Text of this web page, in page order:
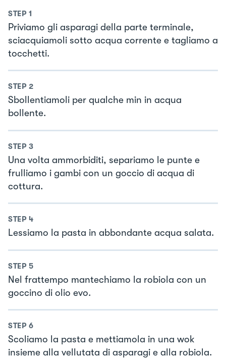
STEP 1
Priviamo gli asparagi della parte terminale,
sciacquiamoli sotto acqua corrente e tagliamo a
tocchetti.
STEP 2
Sbollentiamoli per qualche min in acqua
bollente.
STEP 3
Una volta ammorbiditi, separiamo le punte e
frulliamo i gambi con un goccio di acqua di
cottura.
STEP 4
Lessiamo la pasta in abbondante acqua salata.
STEP 5
Nel frattempo mantechiamo la robiola con un
goccino di olio evo.
STEP 6
Scoliamo la pasta e mettiamola in una wok
insieme alla vellutata di asparagi e alla robiola.